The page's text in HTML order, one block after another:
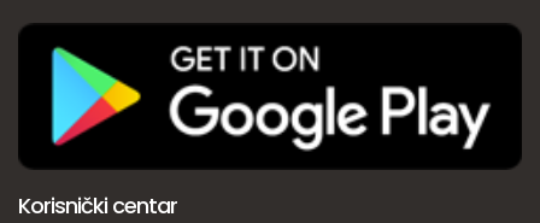
Korisnički centar